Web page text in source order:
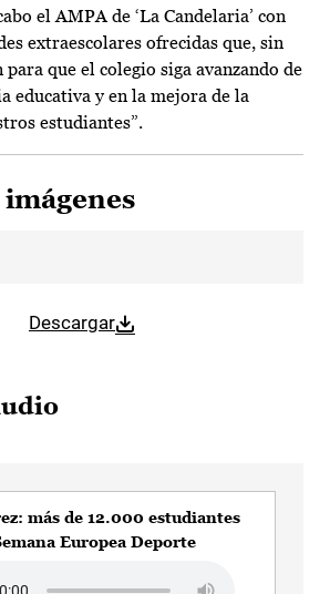
el AMPA de ‘La Candelaria’ con
extraescolares ofrecidas que, sin
que el colegio siga avanzando de
educativa y en la mejora de la
estudiantes”.
Descargar
más de 12.000 estudiantes
Europea Deporte